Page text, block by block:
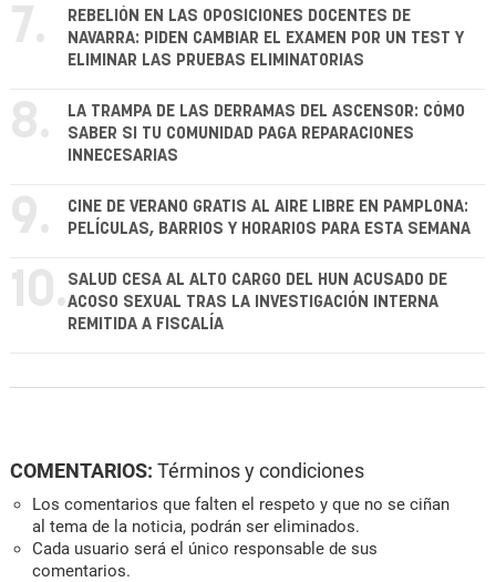
7.
REBELIÓN EN LAS OPOSICIONES DOCENTES DE
NAVARRA: PIDEN CAMBIAR EL EXAMEN POR UN TEST Y
ELIMINAR LAS PRUEBAS ELIMINATORIAS
8.
LA TRAMPA DE LAS DERRAMAS DEL ASCENSOR: CÓMO
SABER SI TU COMUNIDAD PAGA REPARACIONES
INNECESARIAS
9.
CINE DE VERANO GRATIS AL AIRE LIBRE EN PAMPLONA:
PELÍCULAS, BARRIOS Y HORARIOS PARA ESTA SEMANA
10. SALUD CESA AL ALTO CARGO DEL HUN ACUSADO DE
ACOSO SEXUAL TRAS LA INVESTIGACIÓN INTERNA
REMITIDA A FISCALÍA
COMENTARIOS: Términos y condiciones
Los comentarios que falten el respeto y que no se ciñan
al tema de la noticia, podrán ser eliminados.
Cada usuario será el único responsable de sus
comentarios.